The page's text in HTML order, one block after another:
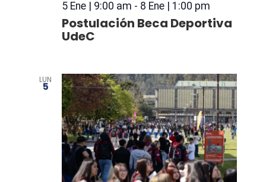
5 Ene | 9:00 am - 8 Ene | 1:00 pm
Postulación Beca Deportiva
UdeC
LUN
5